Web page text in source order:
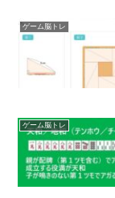
ゲーム脳トレ
ゲーム脳トレ